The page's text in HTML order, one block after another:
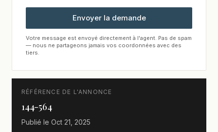
Envoyer la demande
Votre message est envoyé directement à l'agent. Pas de spam
— nous ne partageons jamais vos coordonnées avec des
tiers.
RÉFÉRENCE DE L'ANNONCE
144-564
Publié le Oct 21, 2025